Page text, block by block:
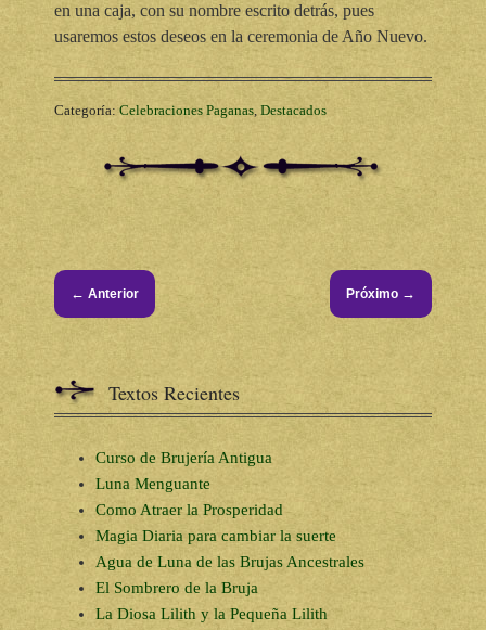
en una caja, con su nombre escrito detrás, pues
usaremos estos deseos en la ceremonia de Año Nuevo.
Categoría: Celebraciones Paganas, Destacados
← Anterior Próximo →
Textos Recientes
Curso de Brujería Antigua
Luna Menguante
Como Atraer la Prosperidad
Magia Diaria para cambiar la suerte
Agua de Luna de las Brujas Ancestrales
El Sombrero de la Bruja
La Diosa Lilith y la Pequeña Lilith